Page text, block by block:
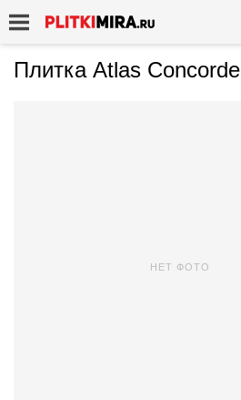
Плитка Atlas Concorde
НЕТ ФОТО